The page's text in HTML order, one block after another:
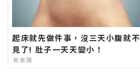
起床就先做件事，沒三天小腹就不
見了! 肚子一天天變小！
新素簡